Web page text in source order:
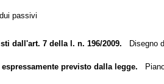
passivi
dall'art. 7 della l. n. 196/2009. Disegno
previsto dalla legge.